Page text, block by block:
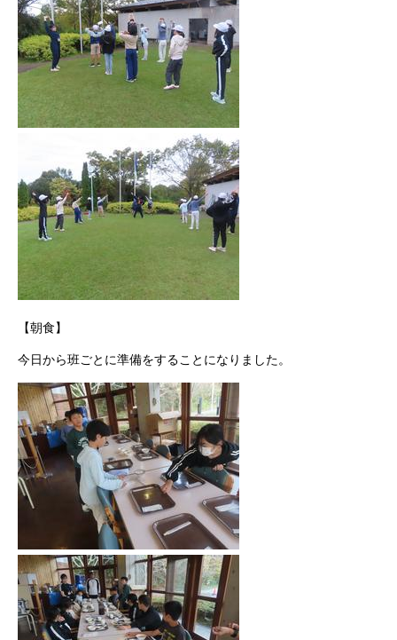
【朝食】
今日から班ごとに準備をすることになりました。